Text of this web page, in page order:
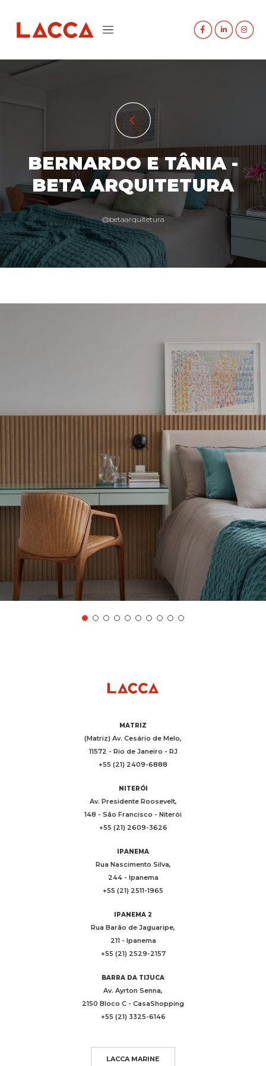
A MARCENARIA
PRODUTOS
HOME OFFICE
COMERCIAIS
INFANTIS
INSPIRAÇÕES
CONTATO
BERNARDO E TÂNIA -
BETA ARQUITETURA
@betaarquitetura
MATRIZ
(Matriz) Av. Cesário de Melo,
11572 - Rio de Janeiro - RJ
+55 (21) 2409-6888
NITERÓI
Av. Presidente Roosevelt,
148 - São Francisco - Niterói
+55 (21) 2609-3626
IPANEMA
Rua Nascimento Silva,
244 - Ipanema
+55 (21) 2511-1965
IPANEMA 2
Rua Barão de Jaguaripe,
211 - Ipanema
+55 (21) 2529-2157
BARRA DA TIJUCA
Av. Ayrton Senna,
2150 Bloco C - CasaShopping
+55 (21) 3325-6146
LACCA MARINE